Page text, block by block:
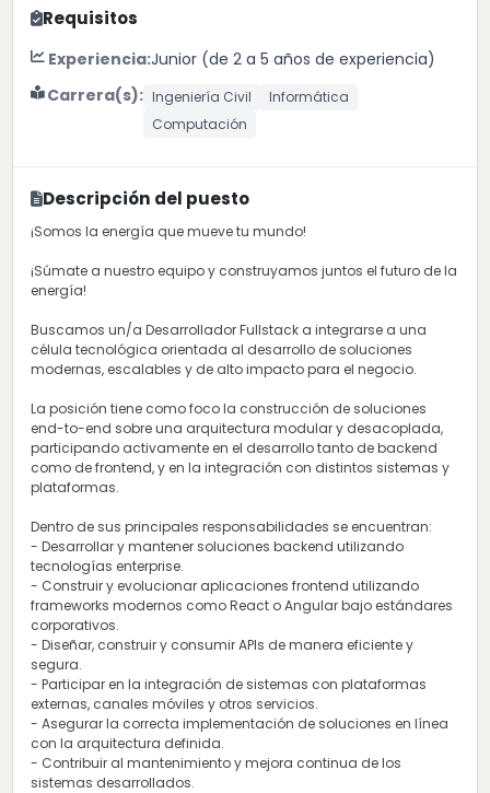
Requisitos
Experiencia:Junior (de 2 a 5 años de experiencia)
Carrera(s): Ingeniería Civil
Informática
Computación
Descripción del puesto
¡Somos la energía que mueve tu mundo!
¡Súmate a nuestro equipo y construyamos juntos el futuro de la
energía!
Buscamos un/a Desarrollador Fullstack a integrarse a una
célula tecnológica orientada al desarrollo de soluciones
modernas, escalables y de alto impacto para el negocio.
La posición tiene como foco la construcción de soluciones
end-to-end sobre una arquitectura modular y desacoplada,
participando activamente en el desarrollo tanto de backend
como de frontend, y en la integración con distintos sistemas y
plataformas.
Dentro de sus principales responsabilidades se encuentran:
- Desarrollar y mantener soluciones backend utilizando
tecnologías enterprise.
- Construir y evolucionar aplicaciones frontend utilizando
frameworks modernos como React o Angular bajo estándares
corporativos.
- Diseñar, construir y consumir APIs de manera eficiente y
segura.
- Participar en la integración de sistemas con plataformas
externas, canales móviles y otros servicios.
- Asegurar la correcta implementación de soluciones en línea
con la arquitectura definida.
- Contribuir al mantenimiento y mejora continua de los
sistemas desarrollados.